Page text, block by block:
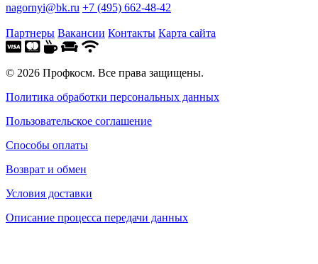
nagornyi@bk.ru +7 (495) 662-48-42
Партнеры Вакансии Контакты Карта сайта
© 2026 Профкосм. Все права защищены.
Политика обработки персональных данных
Пользовательское соглашение
Способы оплаты
Возврат и обмен
Условия доставки
Описание процесса передачи данных